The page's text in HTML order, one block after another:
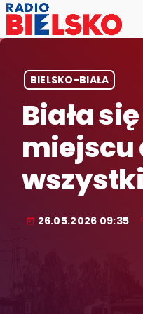
BIELSKO-BIAŁA
Biała
miejscu
today 26.05.2026 09:35